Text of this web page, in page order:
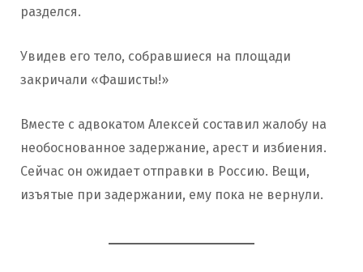
разделся.
Увидев его тело, собравшиеся на площади
закричали «Фашисты!»
Вместе с адвокатом Алексей составил жалобу на
необоснованное задержание, арест и избиения.
Сейчас он ожидает отправки в Россию. Вещи,
изъятые при задержании, ему пока не вернули.